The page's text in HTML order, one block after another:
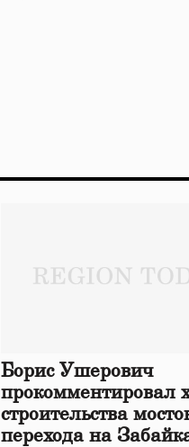
Борис Ушерович
прокомментировал
строительства
перехода на